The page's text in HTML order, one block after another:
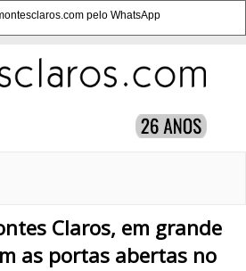
pelo WhatsApp
Claros, em grande
as portas abertas no